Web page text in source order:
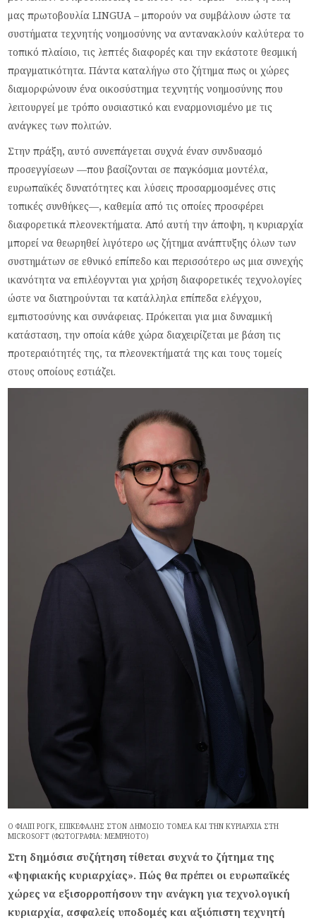
μας πρωτοβουλία LINGUA – μπορούν να συμβάλουν ώστε τα
συστήματα τεχνητής νοημοσύνης να αντανακλούν καλύτερα το
τοπικό πλαίσιο, τις λεπτές διαφορές και την εκάστοτε θεσμική
πραγματικότητα. Πάντα καταλήγω στο ζήτημα πως οι χώρες
διαμορφώνουν ένα οικοσύστημα τεχνητής νοημοσύνης που
λειτουργεί με τρόπο ουσιαστικό και εναρμονισμένο με τις
ανάγκες των πολιτών.
Στην πράξη, αυτό συνεπάγεται συχνά έναν συνδυασμό
προσεγγίσεων —που βασίζονται σε παγκόσμια μοντέλα,
ευρωπαϊκές δυνατότητες και λύσεις προσαρμοσμένες στις
τοπικές συνθήκες—, καθεμία από τις οποίες προσφέρει
διαφορετικά πλεονεκτήματα. Από αυτή την άποψη, η κυριαρχία
μπορεί να θεωρηθεί λιγότερο ως ζήτημα ανάπτυξης όλων των
συστημάτων σε εθνικό επίπεδο και περισσότερο ως μια συνεχής
ικανότητα να επιλέογνται για χρήση διαφορετικές τεχνολογίες
ώστε να διατηρούνται τα κατάλληλα επίπεδα ελέγχου,
εμπιστοσύνης και συνάφειας. Πρόκειται για μια δυναμική
κατάσταση, την οποία κάθε χώρα διαχειρίζεται με βάση τις
προτεραιότητές της, τα πλεονεκτήματά της και τους τομείς
στους οποίους εστιάζει.
Ο ΦΊΛΙΠ ΡΌΓΚ, ΕΠΙΚΕΦΑΛΉΣ ΣΤΟΝ ΔΗΜΌΣΙΟ ΤΟΜΈΑ ΚΑΙ ΤΗΝ ΚΥΡΙΑΡΧΊΑ ΣΤΗ
MICROSOFT (ΦΩΤΟΓΡΑΦΊΑ: MEMPHOTO)
Στη δημόσια συζήτηση τίθεται συχνά το ζήτημα της
«ψηφιακής κυριαρχίας». Πώς θα πρέπει οι ευρωπαϊκές
χώρες να εξισορροπήσουν την ανάγκη για τεχνολογική
κυριαρχία, ασφαλείς υποδομές και αξιόπιστη τεχνητή